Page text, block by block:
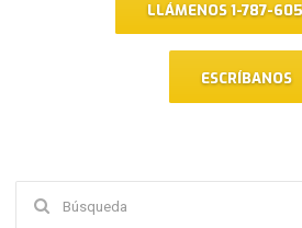
LLÁMENOS 1-787-
ESCRÍBANOS